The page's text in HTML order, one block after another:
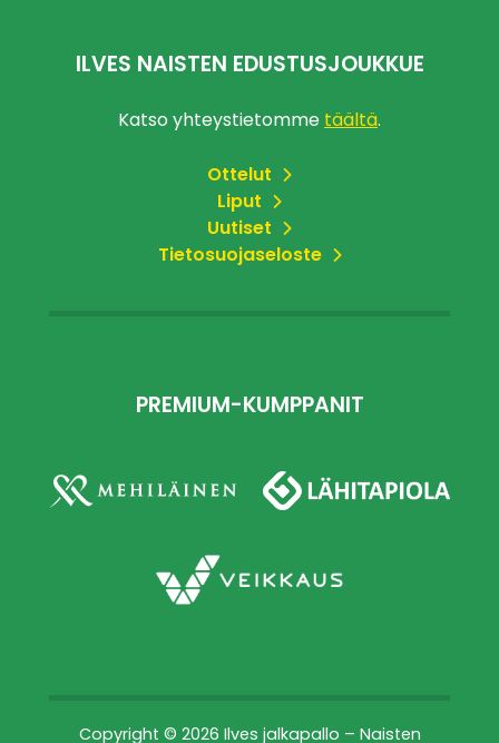
ILVES NAISTEN EDUSTUSJOUKKUE
Katso yhteystietomme täältä.
Ottelut
Liput
Uutiset
Tietosuojaseloste
PREMIUM-KUMPPANIT
Copyright © 2026 Ilves jalkapallo – Naisten